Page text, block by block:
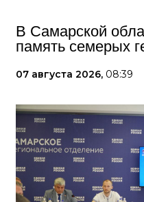
В Самарской
память семерых
07 августа 2026, 08:39